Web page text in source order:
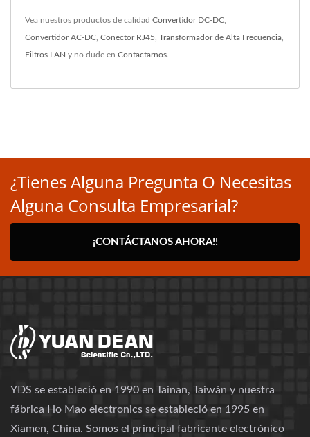
Vea nuestros productos de calidad Convertidor DC-DC
Convertidor AC-DC Conector RJ45 Transformador de Alta Frecuencia
Filtros LAN y no dude en Contactarnos
¿Tienes Alguna Pregunta O Necesitas
Alguna Consulta Empresarial?
¡CONTÁCTANOS AHORA!!
YDS se estableció en 1990 en Tainan, Taiwán y nuestra
fábrica Ho Mao electronics se estableció en 1995 en
Xiamen, China. Somos el principal fabricante electrónico